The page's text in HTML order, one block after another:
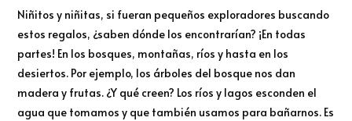
Niñitos y niñitas, si fueran pequeños exploradores buscando
estos regalos, ¿saben dónde los encontrarían? ¡En todas
partes! En los bosques, montañas, ríos y hasta en los
desiertos. Por ejemplo, los árboles del bosque nos dan
madera y frutas. ¿Y qué creen? Los ríos y lagos esconden el
agua que tomamos y que también usamos para bañarnos. Es